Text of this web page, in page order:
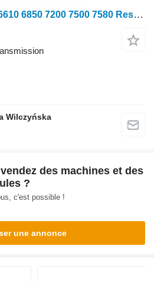
Sprężyna John Deere 6610 6850 7200 7500 7580 Ressort x4 Z67236 pour tracteur à roues John Deere 6610 6850 7200 7500 7580
Wilczyńska
des machines et des
?
c'est possible !
une annonce